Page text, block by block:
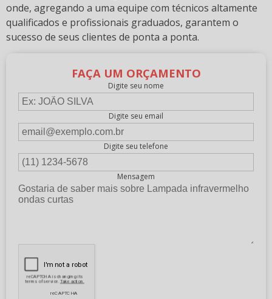
onde, agregando a uma equipe com técnicos altamente
qualificados e profissionais graduados, garantem o
sucesso de seus clientes de ponta a ponta.
FAÇA UM ORÇAMENTO
Digite seu nome
Digite seu email
Digite seu telefone
Mensagem